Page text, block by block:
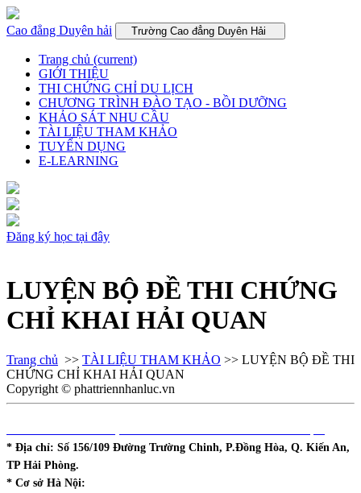
Cao đẳng Duyên hải Trường Cao đẳng Duyên Hải
Trang chủ (current)
GIỚI THIỆU
THI CHỨNG CHỈ DU LỊCH
CHƯƠNG TRÌNH ĐÀO TẠO - BỒI DƯỠNG
KHẢO SÁT NHU CẦU
TÀI LIỆU THAM KHẢO
TUYỂN DỤNG
E-LEARNING
Đăng ký học tại đây
LUYỆN BỘ ĐỀ THI CHỨNG
CHỈ KHAI HẢI QUAN
Trang chủ >> TÀI LIỆU THAM KHẢO >> LUYỆN BỘ ĐỀ THI
CHỨNG CHỈ KHAI HẢI QUAN
Copyright © phattriennhanluc.vn
* Địa chỉ: Số 156/109 Đường Trường Chinh, P.Đồng Hòa, Q. Kiến An,
TP Hải Phòng.
* Cơ sở Hà Nội: